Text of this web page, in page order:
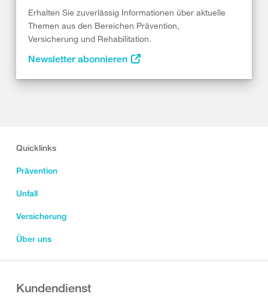
Erhalten Sie zuverlässig Informationen über aktuelle
Themen aus den Bereichen Prävention,
Versicherung und Rehabilitation.
Newsletter abonnieren
Quicklinks
Prävention
Unfall
Versicherung
Über uns
Kundendienst